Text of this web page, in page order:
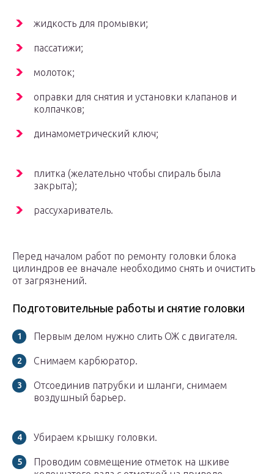
жидкость для промывки;
пассатижи;
молоток;
оправки для снятия и установки клапанов и
колпачков;
динамометрический ключ;
плитка (желательно чтобы спираль была
закрыта);
рассухариватель.
Перед началом работ по ремонту головки блока
цилиндров ее вначале необходимо снять и очистить
от загрязнений.
Подготовительные работы и снятие головки
Первым делом нужно слить ОЖ с двигателя.
Снимаем карбюратор.
Отсоединив патрубки и шланги, снимаем
воздушный барьер.
Убираем крышку головки.
Проводим совмещение отметок на шкиве